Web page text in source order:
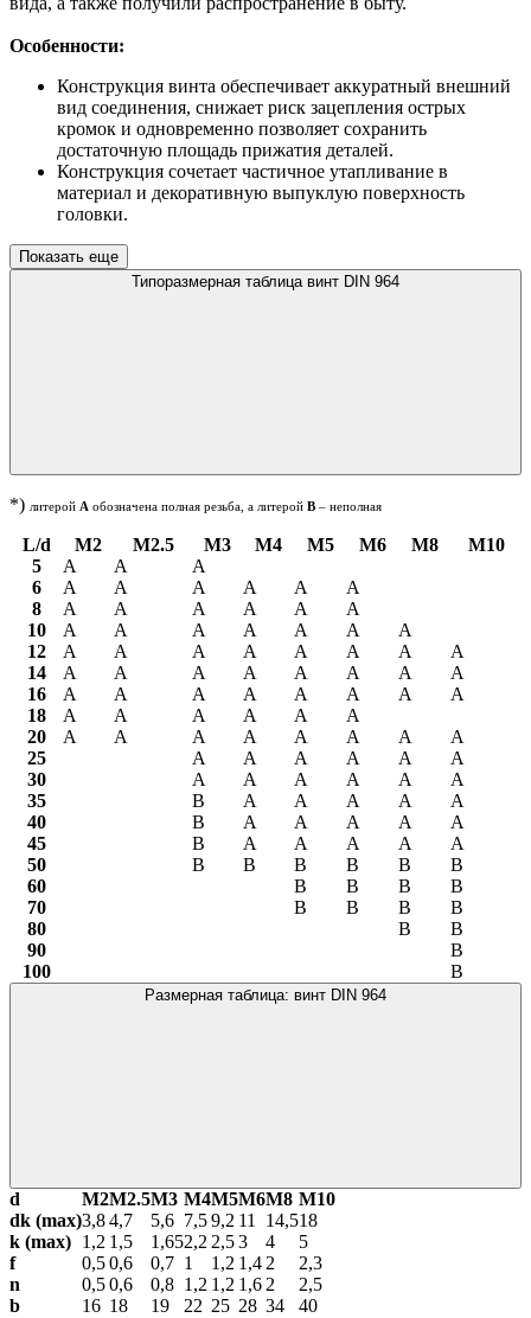
Особенности:
Конструкция винта обеспечивает аккуратный внешний
вид соединения, снижает риск зацепления острых
кромок и одновременно позволяет сохранить
достаточную площадь прижатия деталей.
Конструкция сочетает частичное утапливание в
материал и декоративную выпуклую поверхность
головки.
Показать еще
Типоразмерная таблица винт DIN 964
*) литерой А обозначена полная резьба, а литерой В – неполная
L/d М2 М2.5 М3 М4 М5 М6 М8
М10
5
А А
А
6
А А А А А
А
8
А А А А А
А
10
А А А А А А
А
12
А А А А А А А
А
14
А А А А А А А
А
16
А А А А А А А
А
18
А А А А А
А
20
А А А А А А А
А
25
А А А А А
А
30
А А А А А
А
35
В А А А А
А
40
В А А А А
А
45
В А А А А
А
50
В В В В В
В
60
В В В
В
70
В В В
В
80
В
В
90
В
100
В
Размерная таблица: винт DIN 964
d М2М2.5М3 М4М5М6М8 М10
dk (max)3,84,7 5,6 7,59,2 11 14,518
k (max) 1,2 1,5 1,652,2 2,53 4
5
f
0,50,6 0,7 1 1,2 1,4 2
2,3
n
0,50,6 0,8 1,2 1,2 1,6 2
2,5
b
16 18 19 22 25 28 34 40